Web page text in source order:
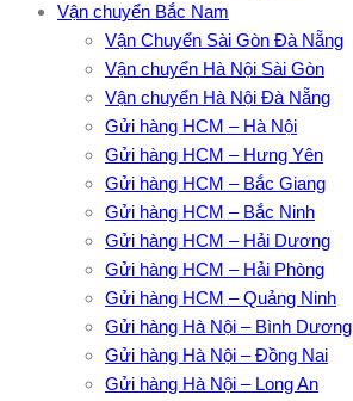
Vận chuyển Bắc Nam
Vận Chuyển Sài Gòn Đà Nẵng
Vận chuyển Hà Nội Sài Gòn
Vận chuyển Hà Nội Đà Nẵng
Gửi hàng HCM – Hà Nội
Gửi hàng HCM – Hưng Yên
Gửi hàng HCM – Bắc Giang
Gửi hàng HCM – Bắc Ninh
Gửi hàng HCM – Hải Dương
Gửi hàng HCM – Hải Phòng
Gửi hàng HCM – Quảng Ninh
Gửi hàng Hà Nội – Bình Dương
Gửi hàng Hà Nội – Đồng Nai
Gửi hàng Hà Nội – Long An